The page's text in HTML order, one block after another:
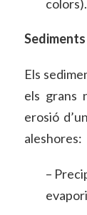
colors).
Els
els grans
erosió
aleshores:
–